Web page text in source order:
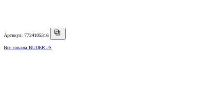
Артикул: 7724105316
Все товары BUDERUS